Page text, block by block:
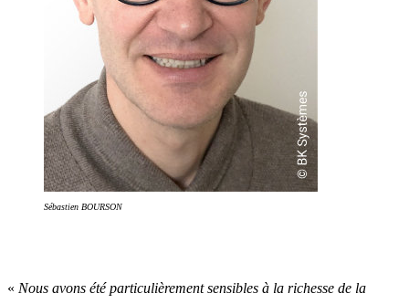
Sébastien BOURSON
« Nous avons été particulièrement sensibles à la richesse de la